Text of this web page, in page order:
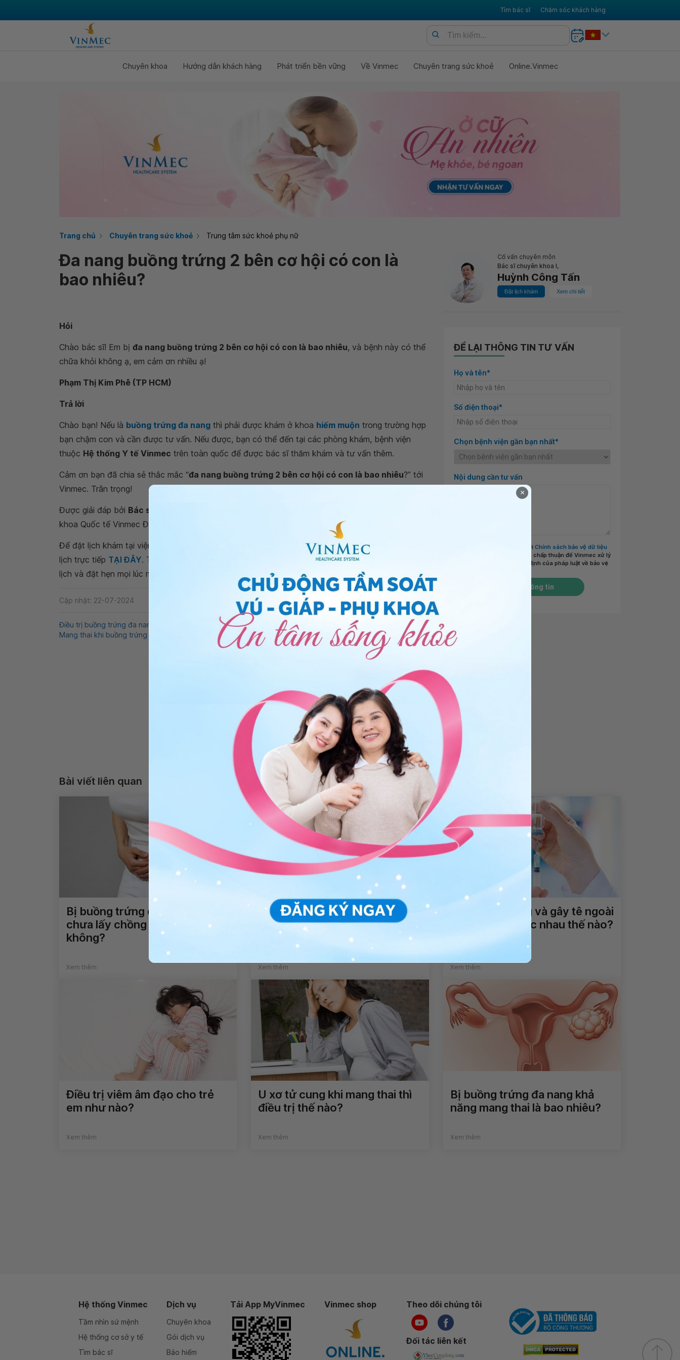
Tìm bác sĩ Chăm sóc khách hàng
Chuyên khoa Hướng dẫn khách hàng Phát triển bền vững Về Vinmec Chuyên trang sức khoẻ Online.Vinmec
Trang chủ Chuyên trang sức khoẻ Trung tâm sức khoẻ phụ nữ
Đa nang buồng trứng 2 bên cơ hội có con là
bao nhiêu?
Cố vấn chuyên môn
Bác sĩ chuyên khoa I,
Huỳnh Công Tấn
Đặt lịch khám Xem chi tiết
Hỏi
Chào bác sĩ! Em bị đa nang buồng trứng 2 bên cơ hội có con là bao nhiêu, và bệnh này có thể
chữa khỏi không ạ, em cảm ơn nhiều ạ!
Phạm Thị Kim Phê (TP HCM)
Trả lời
Chào bạn! Nếu là buồng trứng đa nang thì phải được khám ở khoa hiếm muộn trong trường hợp
bạn chậm con và cần được tư vấn. Nếu được, bạn có thể đến tại các phòng khám, bệnh viện
thuộc Hệ thống Y tế Vinmec trên toàn quốc để được bác sĩ thăm khám và tư vấn thêm.
Cảm ơn bạn đã chia sẻ thắc mắc “đa nang buồng trứng 2 bên cơ hội có con là bao nhiêu?” tới
Vinmec. Trân trọng!
Được giải đáp bởi Bác sĩ chuyên khoa I Huỳnh Công Tấn -
khoa Quốc tế Vinmec Đà Nẵng
Để đặt lịch khám tại viện, Quý khách vui lòng bấm số , đặt muaGÓI DỊCH VỤ
lịch trực tiếp TẠI ĐÂY. Tải và đặt lịch khám tự động trên ứng dụng My Vinmec để quản lý, theo dõi
lịch và đặt hẹn mọi lúc mọi nơi ngay trên ứng dụng.
Cập nhật: 22-07-2024 Chia sẻ
Điều trị buồng trứng đa nang Buồng trứng đa nang Sản khoa
Buồng trứng đa nang 2 bên
Mang thai khi buồng trứng đa nang
ĐỂ LẠI THÔNG TIN TƯ VẤN
Họ và tên*
Số điện thoại*
Chọn bệnh viện gần bạn nhất*
Nội dung cần tư vấn
Tôi đã đọc và đồng ý với Chính sách bảo vệ dữ liệu
và chấp thuận để Vinmec xử lý
DLCN của tôi theo quy định của pháp luật về bảo vệ
Gửi thông tin
Bài viết liên quan
Bị buồng trứng đa nang khi
chưa lấy chồng có cần điều trị
không?
Xem thêm
Trẻ sinh non 29 tuần có áp
dụng được phương pháp bơm
Surfactant không?
Xem thêm
Gây tê tủy sống và gây tê ngoài
màng cứng khác nhau thế nào?
Xem thêm
Điều trị viêm âm đạo cho trẻ
em như nào?
Xem thêm
U xơ tử cung khi mang thai thì
điều trị thế nào?
Xem thêm
Bị buồng trứng đa nang khả
năng mang thai là bao nhiêu?
Xem thêm
Hệ thống Vinmec
Tầm nhìn sứ mệnh
Hệ thống cơ sở y tế
Tìm bác sĩ
Dịch vụ
Chuyên khoa
Gói dịch vụ
Bảo hiểm
Tải App MyVinmec Vinmec shop Theo dõi chúng tôi
Đối tác liên kết
×